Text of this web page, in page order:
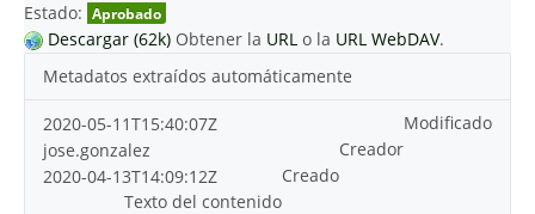
Estado: Aprobado
Descargar (62k) Obtener la URL o la URL WebDAV.
Metadatos extraídos automáticamente
Modificado
2020-05-11T15:40:07Z
Creador
jose.gonzalez
Creado
2020-04-13T14:09:12Z
Texto del contenido